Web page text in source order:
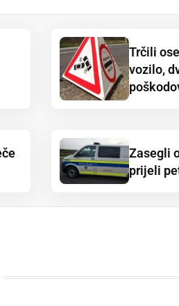
Trčili
vozilo,
Zasegli
prijeli